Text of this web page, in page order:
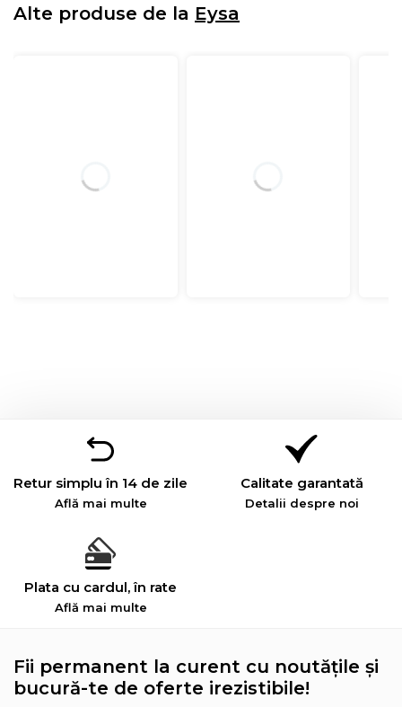
Alte produse de la Eysa
Retur simplu în 14 de zile
Află mai multe
Calitate garantată
Detalii despre noi
Plata cu cardul, în rate
Află mai multe
Fii permanent la curent cu noutățile și
bucură-te de oferte irezistibile!